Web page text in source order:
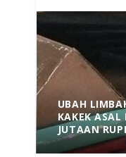
UBAH
KAKEK
JUTAAN